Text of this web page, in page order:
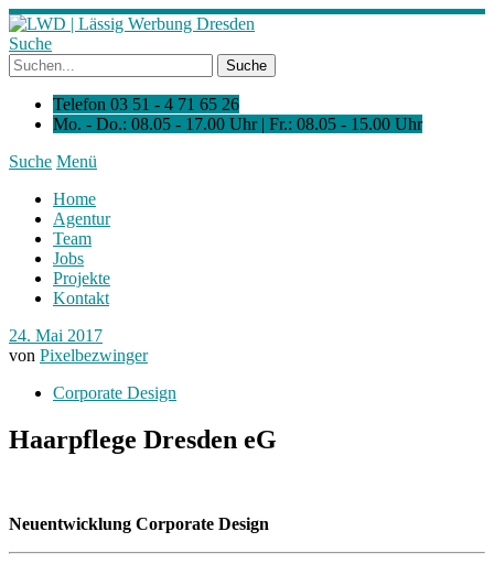
Suche
Telefon 03 51 - 4 71 65 26
Mo. - Do.: 08.05 - 17.00 Uhr | Fr.: 08.05 - 15.00 Uhr
Suche Menü
Home
Agentur
Team
Jobs
Projekte
Kontakt
24. Mai 2017
von Pixelbezwinger
Corporate Design
Haarpflege Dresden eG
Neuentwicklung Corporate Design